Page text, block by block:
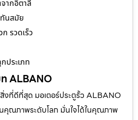
ากอิตาลี
นสมัย
รวดเร็ว
ประเภท
ท ALBANO
ที่ดีที่สุด มอเตอร์ประตูรั้ว ALBANO
คุณภาพระดับโลก มั่นใจได้ในคุณภาพ